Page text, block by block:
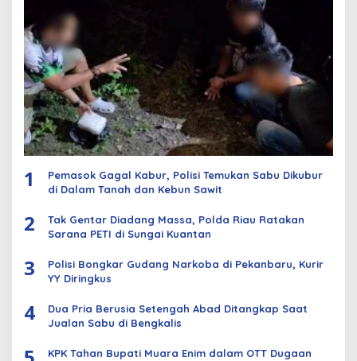
1
Pemasok Gagal Kabur, Polisi Temukan Sabu Dikubur
di Dalam Tanah dan Kebun Sawit
2
Tak Gentar Diadang Massa, Polda Riau Ratakan
Sarana PETI di Sungai Kuantan
3
Polisi Bongkar Gudang Narkoba di Pekanbaru, Kurir
YY Diringkus
4
Dua Pria Berusia Setengah Abad Ditangkap Saat
Jualan Sabu di Bengkalis
KPK Tahan Bupati Muara Enim dalam OTT Dugaan